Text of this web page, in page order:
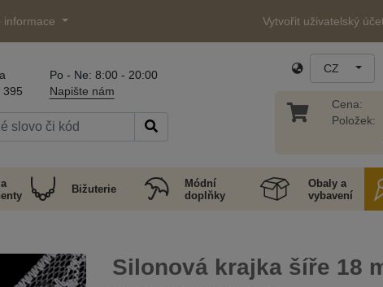
informace Vytvořit uživatelský
395
Po - Ne: 8:00 - 20:00
Napište nám
CZ
Cena:
Položek:
Bižuterie
Módní
doplňky
Obaly a
vybavení
Silonová krajka šíře 18